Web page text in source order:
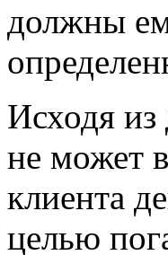
должны
Исходя из
не может
клиента
целью